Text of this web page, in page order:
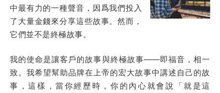
中最有力的一種聲音，因爲我們投入
了大量金錢來分享這些故事。然而，
它們並不是終極故事。
我的使命是讓客戶的故事與終極故事——即福音，相一
致。我希望幫助品牌在上帝的宏大故事中講述自己的故
事，這樣，當你經歷時，你的內心就會說「就是這